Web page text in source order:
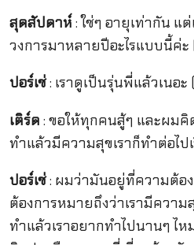
สุดสัปดาห์ : ใช่ๆ อายุเท่ากัน แ
วงการมาหลายปีอะไรแบบนี้ค่ะ
ปอร์เช่: เราดูเป็นรุ่นพี่แล้วเนอะ
เติร์ด : ขอให้ทุกคนสู้ๆ และผมคิ
ทำแล้วมีความสุขเราก็ทำต่อไป
ปอร์เช่: ผมว่ามันอยู่ที่ความต้อ
ต้องการหมายถึงว่าเรามีความ
ทำแล้วเราอยากทำไปนานๆ ไ